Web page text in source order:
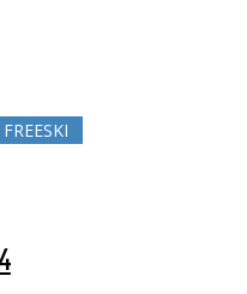
FREESKI